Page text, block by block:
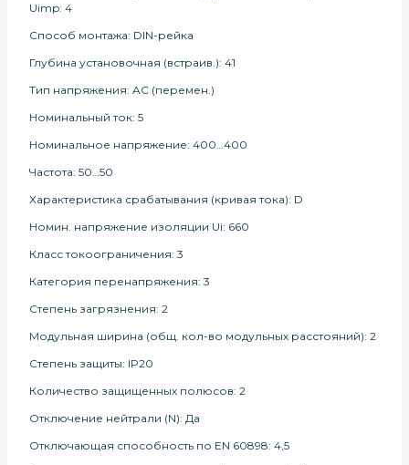
Uimp: 4
Способ монтажа: DIN-рейка
Глубина установочная (встраив.): 41
Тип напряжения: AC (перемен.)
Номинальный ток: 5
Номинальное напряжение: 400…400
Частота: 50…50
Характеристика срабатывания (кривая тока): D
Номин. напряжение изоляции Ui: 660
Класс токоограничения: 3
Категория перенапряжения: 3
Степень загрязнения: 2
Модульная ширина (общ. кол-во модульных расстояний): 2
Степень защиты: IP20
Количество защищенных полюсов: 2
Отключение нейтрали (N): Да
Отключающая способность по EN 60898: 4,5